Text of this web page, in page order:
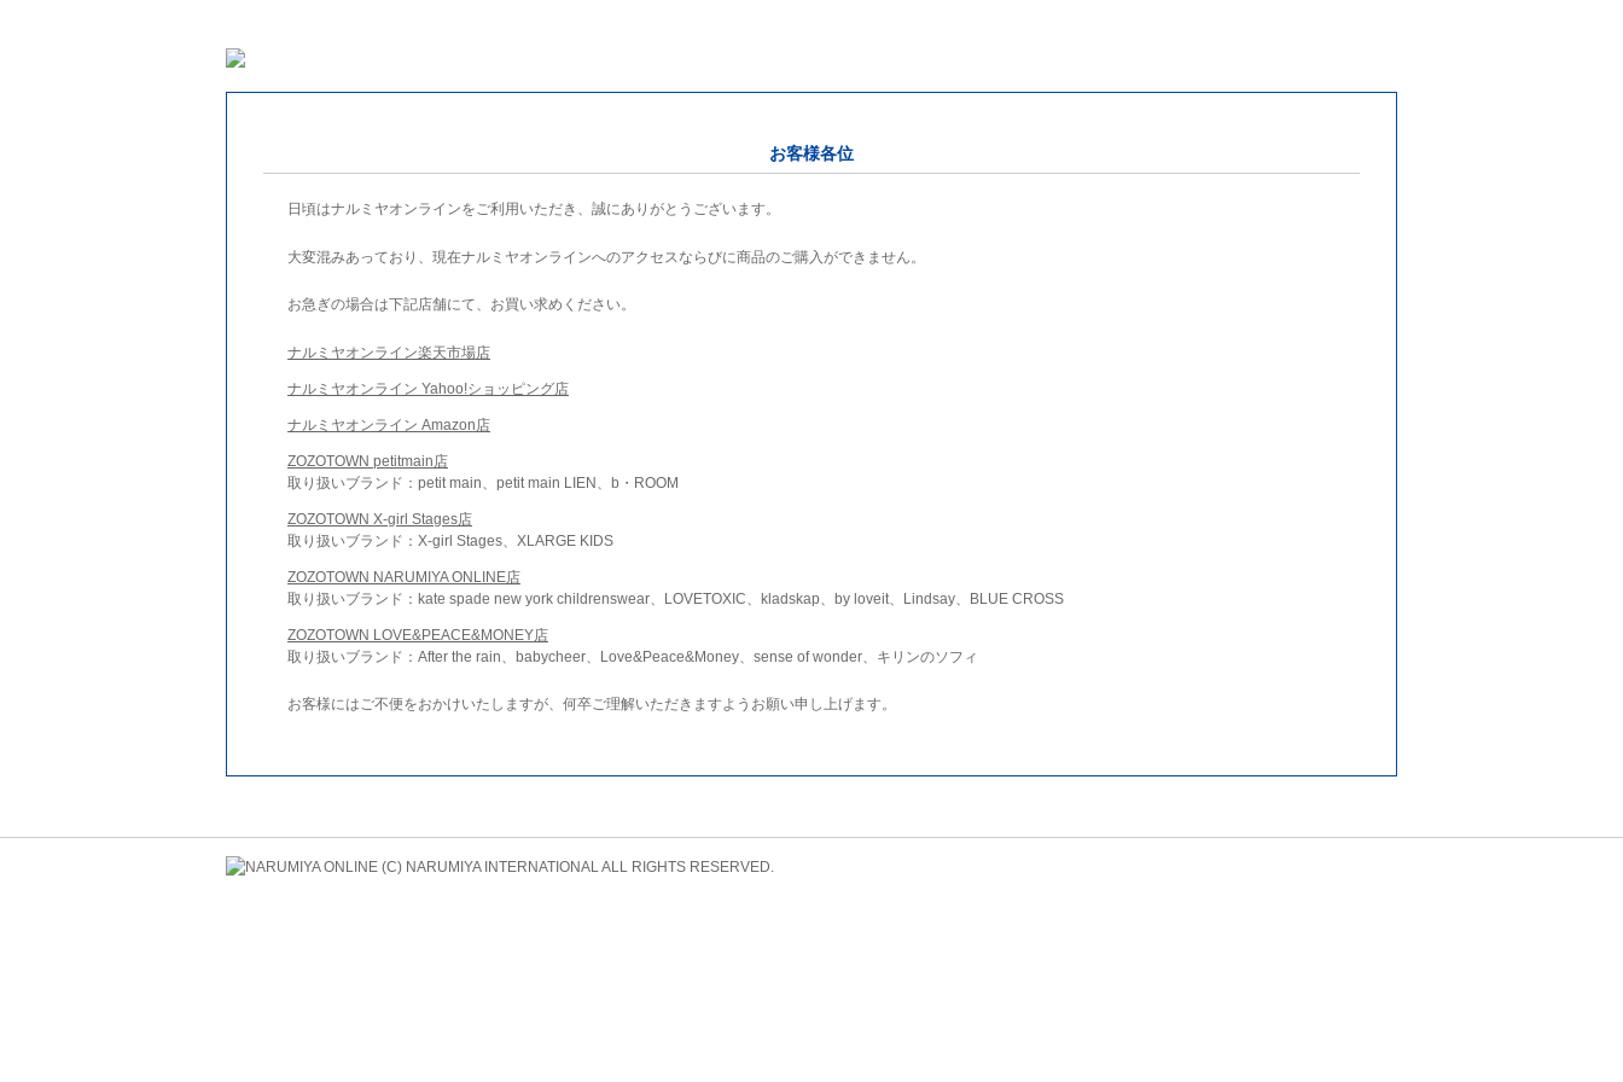
お客様各位
日頃はナルミヤオンラインをご利用いただき、誠にありがとうございます。
大変混みあっており、現在ナルミヤオンラインへのアクセスならびに商品のご購入ができません。
お急ぎの場合は下記店舗にて、お買い求めください。
ナルミヤオンライン楽天市場店
ナルミヤオンライン Yahoo!ショッピング店
ナルミヤオンライン Amazon店
ZOZOTOWN petitmain店
取り扱いブランド：petit main、petit main LIEN、b・ROOM
ZOZOTOWN X-girl Stages店
取り扱いブランド：X-girl Stages、XLARGE KIDS
ZOZOTOWN NARUMIYA ONLINE店
取り扱いブランド：kate spade new york childrenswear、LOVETOXIC、kladskap、by loveit、Lindsay、BLUE CROSS
ZOZOTOWN LOVE&PEACE&MONEY店
取り扱いブランド：After the rain、babycheer、Love&Peace&Money、sense of wonder、キリンのソフィ
お客様にはご不便をおかけいたしますが、何卒ご理解いただきますようお願い申し上げます。